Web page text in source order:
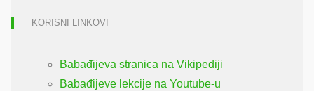
KORISNI LINKOVI
Babađijeva stranica na Vikipediji
Babađijeve lekcije na Youtube-u